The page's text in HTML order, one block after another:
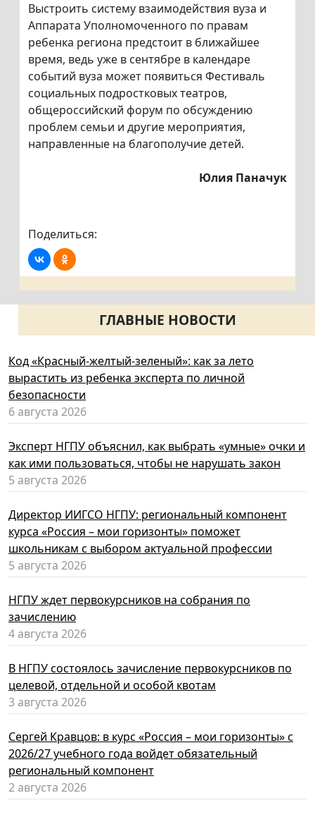
Выстроить систему взаимодействия вуза и
Аппарата Уполномоченного по правам
ребенка региона предстоит в ближайшее
время, ведь уже в сентябре в календаре
событий вуза может появиться Фестиваль
социальных подростковых театров,
общероссийский форум по обсуждению
проблем семьи и другие мероприятия,
направленные на благополучие детей.
Юлия Паначук
Поделиться:
ГЛАВНЫЕ НОВОСТИ
Код «Красный-желтый-зеленый»: как за лето
вырастить из ребенка эксперта по личной
безопасности
6 августа 2026
Эксперт НГПУ объяснил, как выбрать «умные» очки и
как ими пользоваться, чтобы не нарушать закон
5 августа 2026
Директор ИИГСО НГПУ: региональный компонент
курса «Россия – мои горизонты» поможет
школьникам с выбором актуальной профессии
5 августа 2026
НГПУ ждет первокурсников на собрания по
зачислению
4 августа 2026
В НГПУ состоялось зачисление первокурсников по
целевой, отдельной и особой квотам
3 августа 2026
Сергей Кравцов: в курс «Россия – мои горизонты» с
2026/27 учебного года войдет обязательный
региональный компонент
2 августа 2026